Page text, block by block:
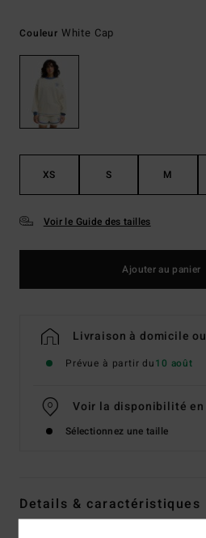
Couleur White Cap
XS S M
Voir le Guide des tailles
Ajouter au panier
Livraison à domicile
Prévue à partir du10 août
Voir la disponibilité en
Sélectionnez une taille
Details & caractéristiques